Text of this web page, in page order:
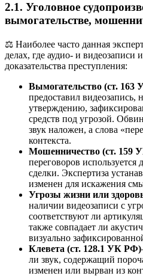
2.1. Уголовное
вымогательстве,
⚖️ Наиболее часто данная
делах, где аудио- и видеозаписи
доказательства преступления:
Вымогательство (ст.
предоставил видеозапись,
утверждению,
средств под угрозой.
звук наложен, а слова
контекста.
Мошенничество (ст. 159
переговоров
сделки. Экспертиза
изменен для искажения
Угрозы жизни или
наличии видеозаписи с
соответствуют ли
также совпадает ли
визуально
Клевета (ст. 128.1 УК РФ)
ли звук, содержащий
изменен или вырван из